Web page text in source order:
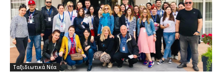
Ταξιδιωτικά Νέα